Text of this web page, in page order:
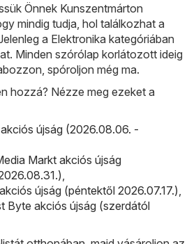
Önnek Kunszentmárton
mindig tudja, hol találkozhat a
a Elektronika kategóriában
Minden szórólap korlátozott ideig
spóroljon még ma.
hozzá? Nézze meg ezeket a
újság (2026.08.06. -
Markt akciós újság
újság (péntektől 2026.07.17.)
Byte akciós újság (szerdától